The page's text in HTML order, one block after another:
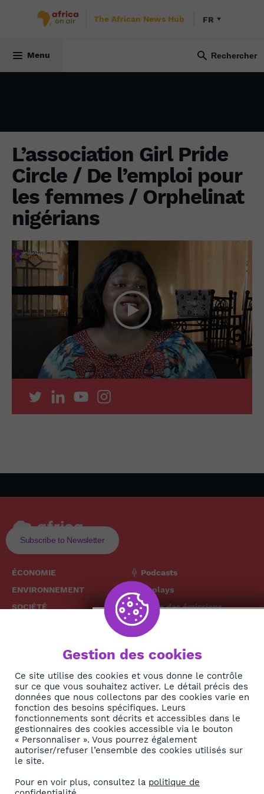
The African News Hub FR
Menu
L’association Girl Pride
Circle / De l’emploi pour
les femmes / Orphelinat
nigérians
Subscribe to Newsletter
ÉCONOMIE
ENVIRONNEMENT
SOCIÉTÉ
DIASPORA
REJOIGNEZ-NOUS
Podcasts
Replays
Grille des émissions
À propos
The African
News Hub
NEWSLETTER
S'abonner
Gestion des cookies
Ce site utilise des cookies et vous donne le contrôle
sur ce que vous souhaitez activer. Le détail précis des
données que nous collectons par des cookies varie en
fonction des besoins spécifiques. Leurs
fonctionnements sont décrits et accessibles dans le
gestionnaires des cookies accessible via le bouton
« Personnaliser ». Vous pourrez également
autoriser/refuser l’ensemble des cookies utilisés sur
le site.
Pour en voir plus, consultez la politique de